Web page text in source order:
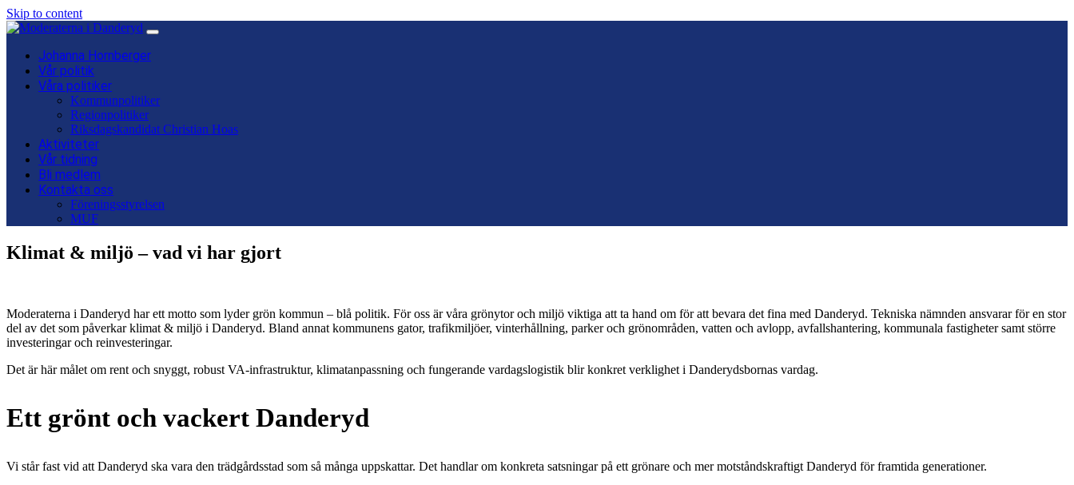
Skip to content
Main
Navigation
Johanna Hornberger
Vår politik
Våra politiker
Kommunpolitiker
Regionpolitiker
Riksdagskandidat Christian Hoas
Aktiviteter
Vår tidning
Bli medlem
Kontakta oss
Föreningsstyrelsen
MUF
Klimat & miljö – vad vi har gjort
Moderaterna i Danderyd har ett motto som lyder grön kommun – blå politik. För oss är våra grönytor och miljö viktiga att ta hand om för att bevara det fina med Danderyd. Tekniska nämnden ansvarar för en stor
del av det som påverkar klimat & miljö i Danderyd. Bland annat kommunens gator, trafikmiljöer, vinterhållning, parker och grönområden, vatten och avlopp, avfallshantering, kommunala fastigheter samt större
investeringar och reinvesteringar.
Det är här målet om rent och snyggt, robust VA-infrastruktur, klimatanpassning och fungerande vardagslogistik blir konkret verklighet i Danderydsbornas vardag.
Ett grönt och vackert Danderyd
Vi står fast vid att Danderyd ska vara den trädgårdsstad som så många uppskattar. Det handlar om konkreta satsningar på ett grönare och mer motståndskraftigt Danderyd för framtida generationer.